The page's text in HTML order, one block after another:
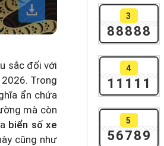
sắc đối với
2026. Trong
ẩn chứa
mà còn
biển số xe
cũng như
3
88888
4
11111
5
56789